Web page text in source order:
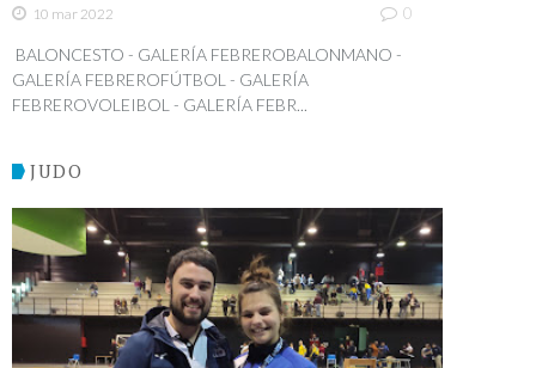
10 mar 2022 0
BALONCESTO - GALERÍA FEBREROBALONMANO -
GALERÍA FEBREROFÚTBOL - GALERÍA
FEBREROVOLEIBOL - GALERÍA FEBR...
JUDO